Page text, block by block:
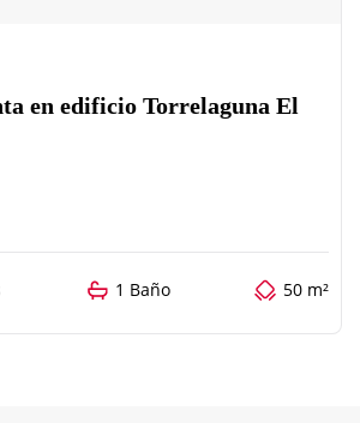
en edificio Torrelaguna El
1 Baño 50 m²